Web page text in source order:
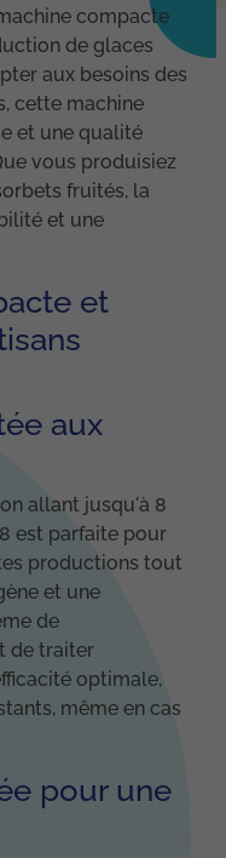
compacte
de glaces
aux besoins des
cette machine
et une qualité
vous produisiez
fruités, la
et une
et
aux
allant jusqu'à 8
est parfaite pour
productions tout
et une
de
de traiter
optimale,
même en cas
pour une